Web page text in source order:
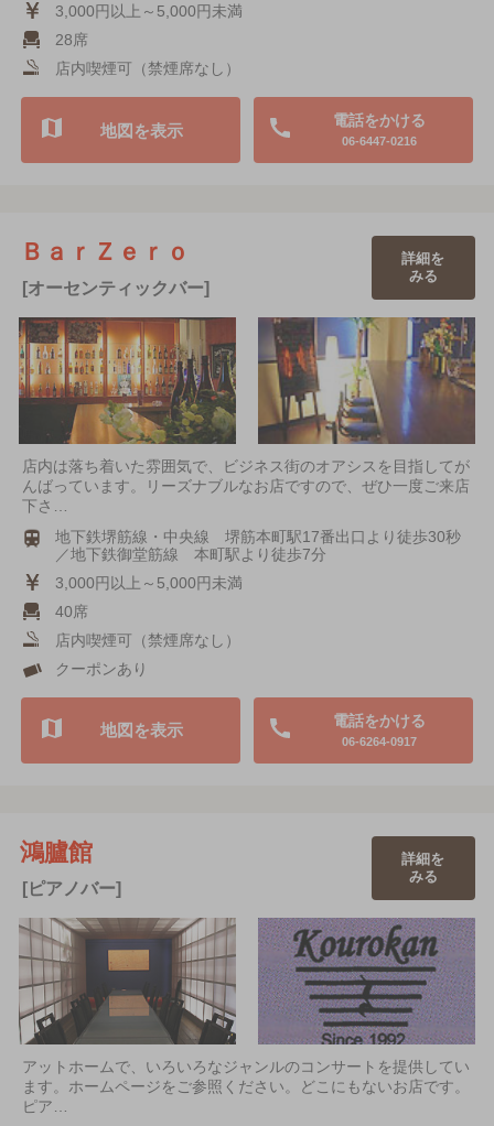
3,000円以上～5,000円未満
28席
店内喫煙可（禁煙席なし）
電話をかける
06-6447-0216
地図を表示
ＢａｒＺｅｒｏ
[オーセンティックバー]
詳細を
みる
店内は落ち着いた雰囲気で、ビジネス街のオアシスを目指してが
んばっています。リーズナブルなお店ですので、ぜひ一度ご来店
下さ…
地下鉄堺筋線・中央線 堺筋本町駅17番出口より徒歩30秒
／地下鉄御堂筋線 本町駅より徒歩7分
3,000円以上～5,000円未満
40席
店内喫煙可（禁煙席なし）
クーポンあり
電話をかける
06-6264-0917
地図を表示
鴻臚館
[ピアノバー]
詳細を
みる
アットホームで、いろいろなジャンルのコンサートを提供してい
ます。ホームページをご参照ください。どこにもないお店です。
ピア…